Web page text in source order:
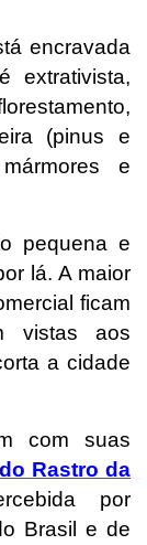
encravada
extrativista,
(pinus e
e
pequena e
lá. A maior
ficam
vistas aos
a cidade
com suas
Rastro da
por
Brasil e de